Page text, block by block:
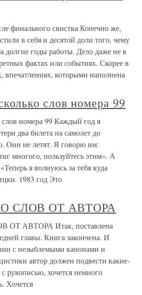
финального свистка Конечно же,
в себя и десятой доли того, чему
долгие годы работы. Дело даже не в
фактах или событиях. Скорее в
впечатлениях, которыми наполнена
слов номера 99
номера 99 Каждый год я
два билета на самолет до
Они не летят. Я говорю им:
многого, пользуйтесь этим». А
я волнуюсь за тебя куда
1983 год Это
СЛОВ ОТ АВТОРА
АВТОРА Итак, поставлена
главы. Книга закончена. И
с незыблемыми канонами и
автор должен подвести какие-
рукописью, хочется немного
Хочется